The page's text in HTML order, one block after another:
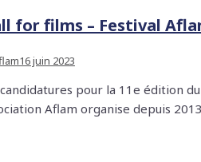
for films – Festival
16 juin 2023
pour la 11e édition
Aflam organise depuis